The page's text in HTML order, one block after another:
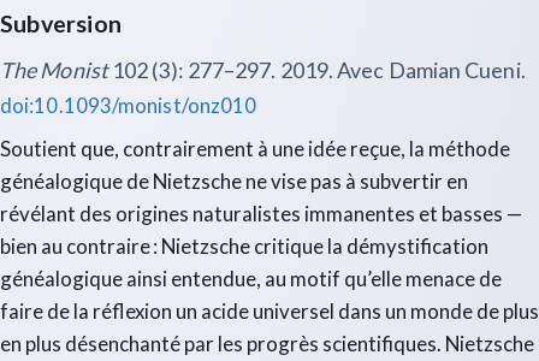
Subversion
The Monist102 (3): 277–297. 2019. Avec Damian Cueni.
doi:10.1093/monist/onz010
Soutient que, contrairement à une idée reçue, la méthode
généalogique de Nietzsche ne vise pas à subvertir en
révélant des origines naturalistes immanentes et basses —
bien au contraire : Nietzsche critique la démystification
généalogique ainsi entendue, au motif qu’elle menace de
faire de la réflexion un acide universel dans un monde de plus
en plus désenchanté par les progrès scientifiques. Nietzsche